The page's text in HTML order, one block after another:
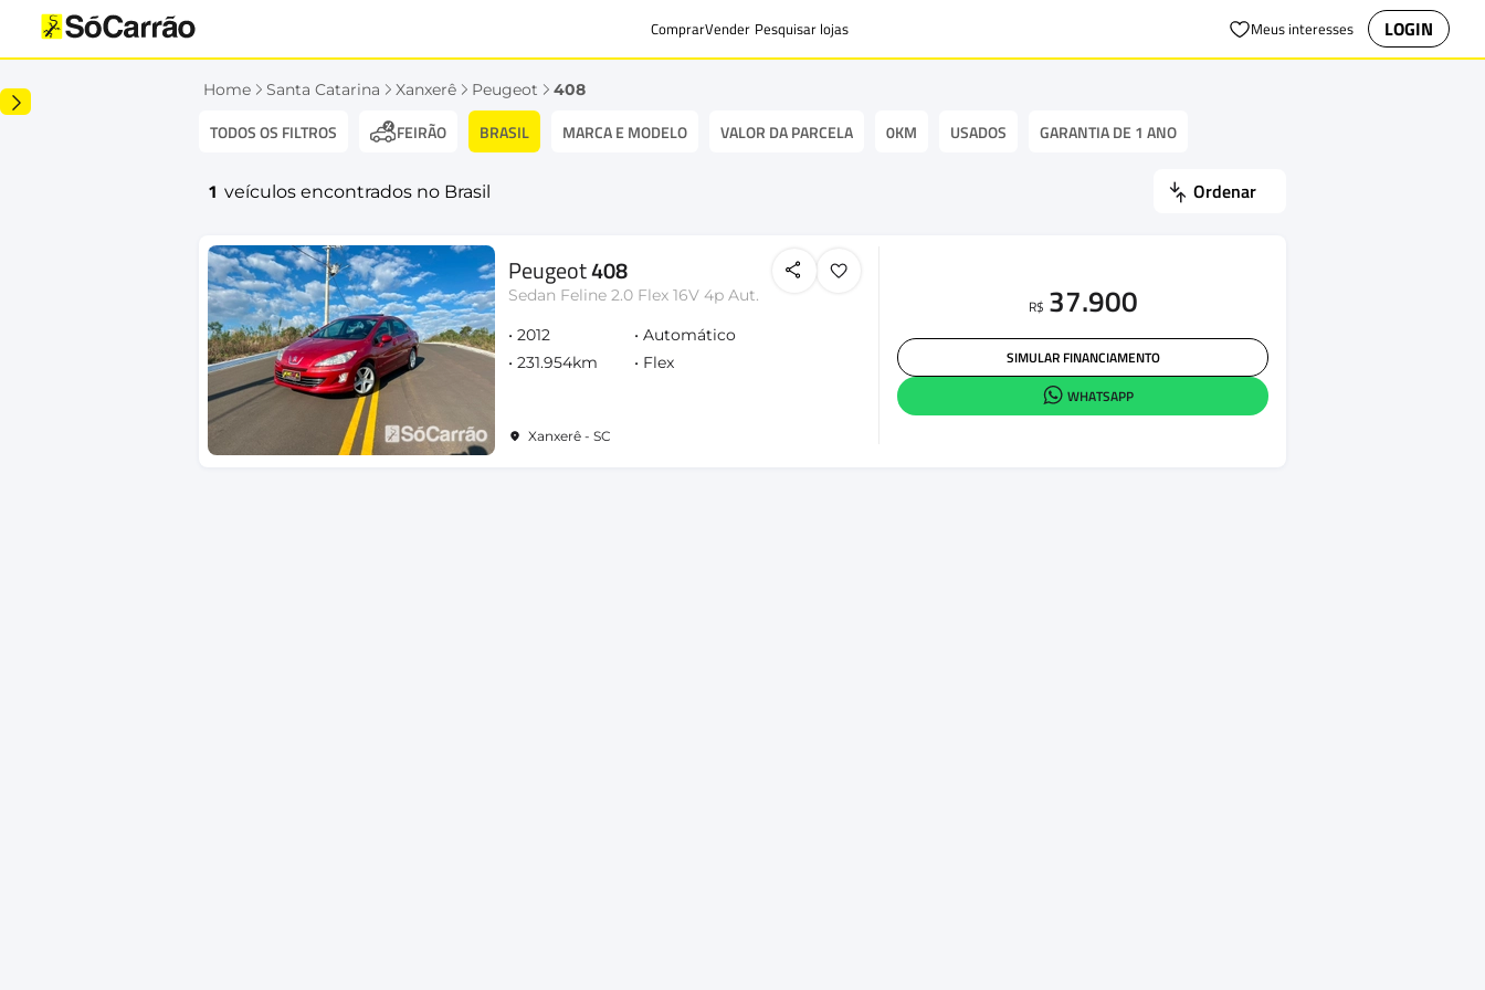
ComprarVender Pesquisar lojas Meus interesses LOGIN
Home Santa Catarina Xanxerê Peugeot 408
TODOS OS FILTROS FEIRÃO BRASIL MARCA E MODELO VALOR DA PARCELA 0KM USADOS GARANTIA DE 1 ANO
1 veículos encontrados no Brasil Ordenar
Peugeot408
Sedan Feline 2.0 Flex 16V 4p Aut.
2012
Automático
231.954km
Flex
Xanxerê - SC
R$ 37.900
SIMULAR FINANCIAMENTO
WHATSAPP